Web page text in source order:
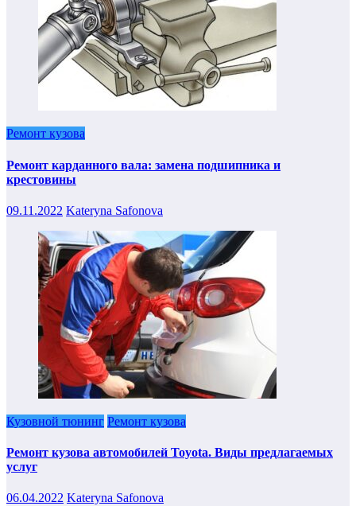
Ремонт кузова
Ремонт карданного вала: замена подшипника и
крестовины
09.11.2022 Kateryna Safonova
Кузовной тюнинг Ремонт кузова
Ремонт кузова автомобилей Toyota. Виды предлагаемых
услуг
06.04.2022 Kateryna Safonova